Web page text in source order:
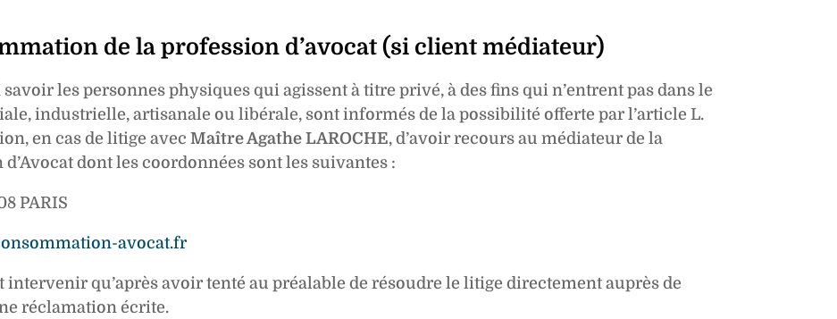
de la profession d’avocat (si client médiateur)
les personnes physiques qui agissent à titre privé, à des fins qui n’entrent pas dans le
industrielle, artisanale ou libérale, sont informés de la possibilité offerte par l’article L.
en cas de litige avecMaître Agathe LAROCHE, d’avoir recours au médiateur de la
dont les coordonnées sont les suivantes :
PARIS
avocat.fr
intervenir qu’après avoir tenté au préalable de résoudre le litige directement auprès de
réclamation écrite.